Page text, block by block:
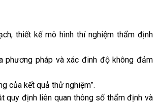
thiết kế mô hình thí nghiệm thẩm định
pháp và xác đinh độ không đảm
của kết quả thử nghiệm”.
quy định liên quan thông số thẩm định và